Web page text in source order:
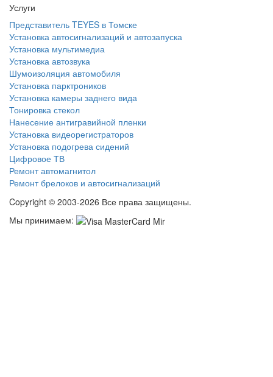
Услуги
Представитель TEYES в Томске
Установка автосигнализаций и автозапуска
Установка мультимедиа
Установка автозвука
Шумоизоляция автомобиля
Установка парктроников
Установка камеры заднего вида
Тонировка стекол
Нанесение антигравийной пленки
Установка видеорегистраторов
Установка подогрева сидений
Цифровое ТВ
Ремонт автомагнитол
Ремонт брелоков и автосигнализаций
Copyright © 2003-2026 Все права защищены.
Мы принимаем: